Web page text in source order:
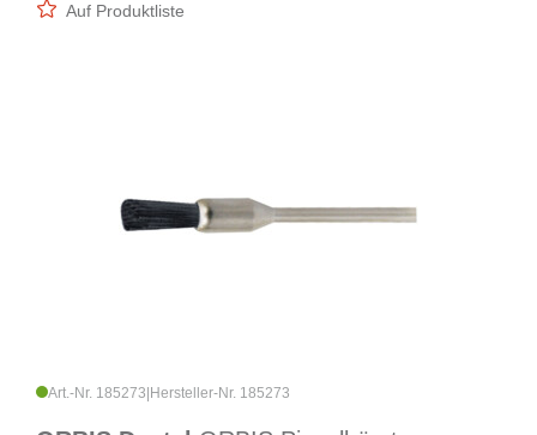
Auf Produktliste
Art.-Nr. 185273 Hersteller-Nr. 185273